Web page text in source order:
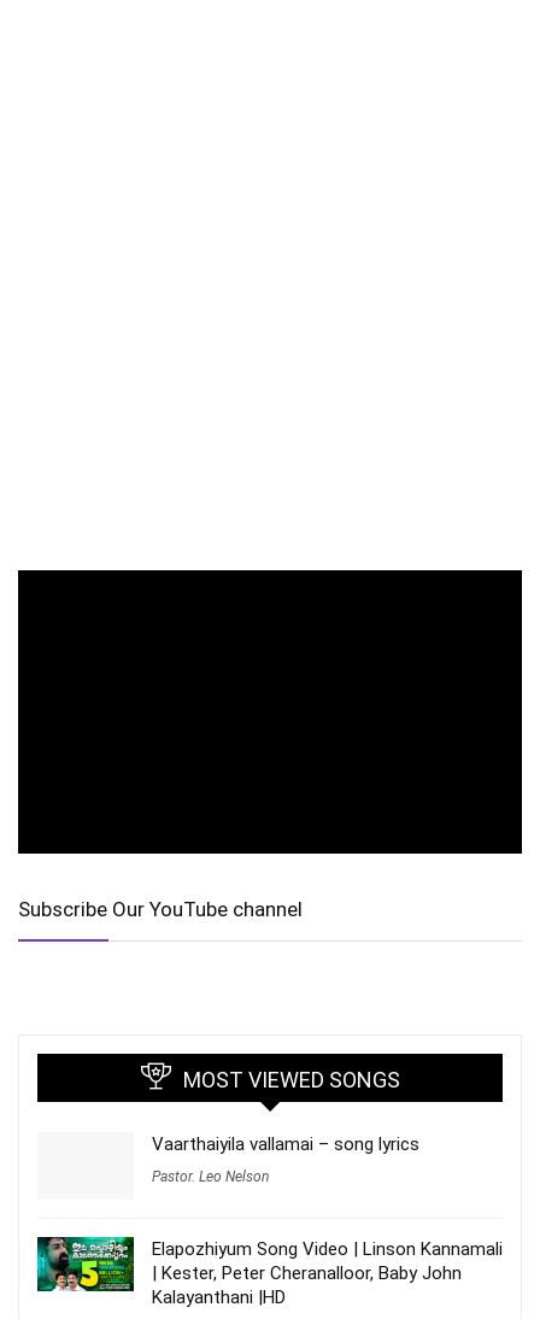
Subscribe Our YouTube channel
MOST VIEWED SONGS
Vaarthaiyila vallamai – song lyrics
Pastor. Leo Nelson
Elapozhiyum Song Video | Linson Kannamali
| Kester, Peter Cheranalloor, Baby John
Kalayanthani |HD